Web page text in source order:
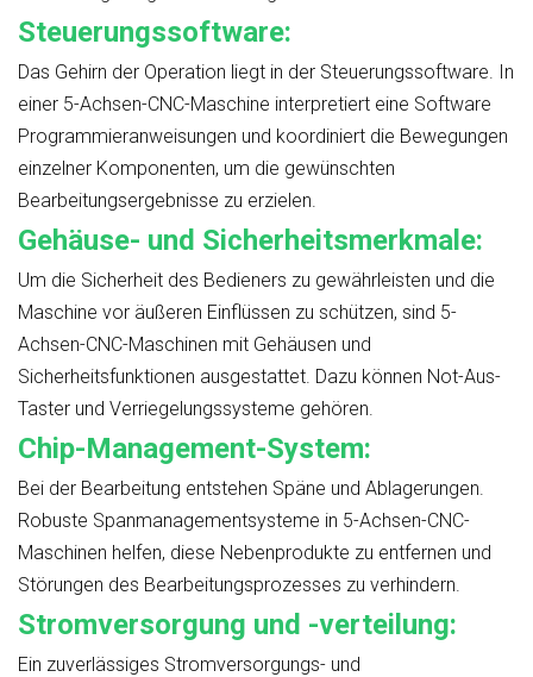
Steuerungssoftware:
Das Gehirn der Operation liegt in der Steuerungssoftware. In
einer 5-Achsen-CNC-Maschine interpretiert eine Software
Programmieranweisungen und koordiniert die Bewegungen
einzelner Komponenten, um die gewünschten
Bearbeitungsergebnisse zu erzielen.
Gehäuse- und Sicherheitsmerkmale:
Um die Sicherheit des Bedieners zu gewährleisten und die
Maschine vor äußeren Einflüssen zu schützen, sind 5-
Achsen-CNC-Maschinen mit Gehäusen und
Sicherheitsfunktionen ausgestattet. Dazu können Not-Aus-
Taster und Verriegelungssysteme gehören.
Chip-Management-System:
Bei der Bearbeitung entstehen Späne und Ablagerungen.
Robuste Spanmanagementsysteme in 5-Achsen-CNC-
Maschinen helfen, diese Nebenprodukte zu entfernen und
Störungen des Bearbeitungsprozesses zu verhindern.
Stromversorgung und -verteilung:
Ein zuverlässiges Stromversorgungs- und